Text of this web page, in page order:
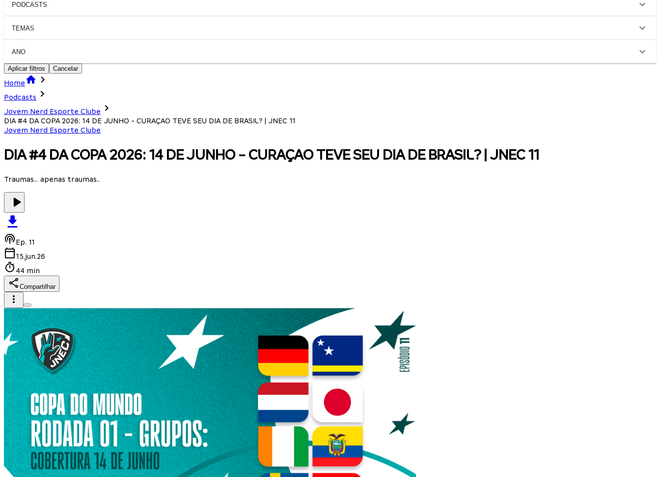
PODCASTS
TEMAS
ANO
Aplicar filtros Cancelar
Home
Podcasts
Jovem Nerd Esporte Clube
DIA #4 DA COPA 2026: 14 DE JUNHO - CURAÇAO TEVE SEU DIA DE BRASIL? | JNEC 11
Jovem Nerd Esporte Clube
DIA #4 DA COPA 2026: 14 DE JUNHO - CURAÇAO TEVE SEU DIA DE BRASIL? | JNEC 11
Traumas... apenas traumas..
Ep. 11
15.jun.26
44 min
Compartilhar